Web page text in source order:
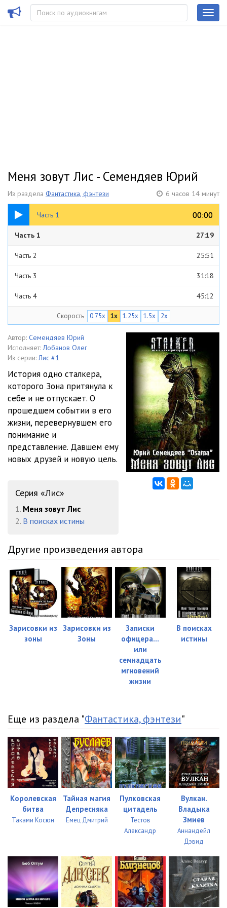
Меня зовут Лис - Семендяев Юрий
Из раздела Фантастика, фэнтези 6 часов 14 минут
Часть 1 00:00
00:00
27:19
Часть 1 27:19
Часть 2 25:51
Часть 3 31:18
Часть 4 45:12
Часть 6
Часть 7 59:40
Часть 8 37:16
Часть 9 54:38
Скорость 0.75x 1x 1.25x 1.5x 2x
Автор: Семендяев Юрий
Исполняет: Лобанов Олег
Из серии: Лис #1
История одно сталкера,
которого Зона притянула к
себе и не отпускает. О
прошедшем событии в его
жизни, перевернувшем его
понимание и
представление. Давшем ему
новых друзей и новую цель.
Серия «Лис»
1. Меня зовут Лис
2. В поисках истины
Другие произведения автора
Зарисовки из
зоны
Зарисовки из
Зоны
Записки
офицера…
или
семнадцать
мгновений
жизни
В поисках
истины
Еще из раздела "Фантастика, фэнтези"
Королевская
битва
Таками Косюн
Тайная магия
Депресняка
Емец Дмитрий
Пулковская
цитадель
Тестов
Александр
Вулкан.
Владыка
Змиев
Аннандейл
Дэвид